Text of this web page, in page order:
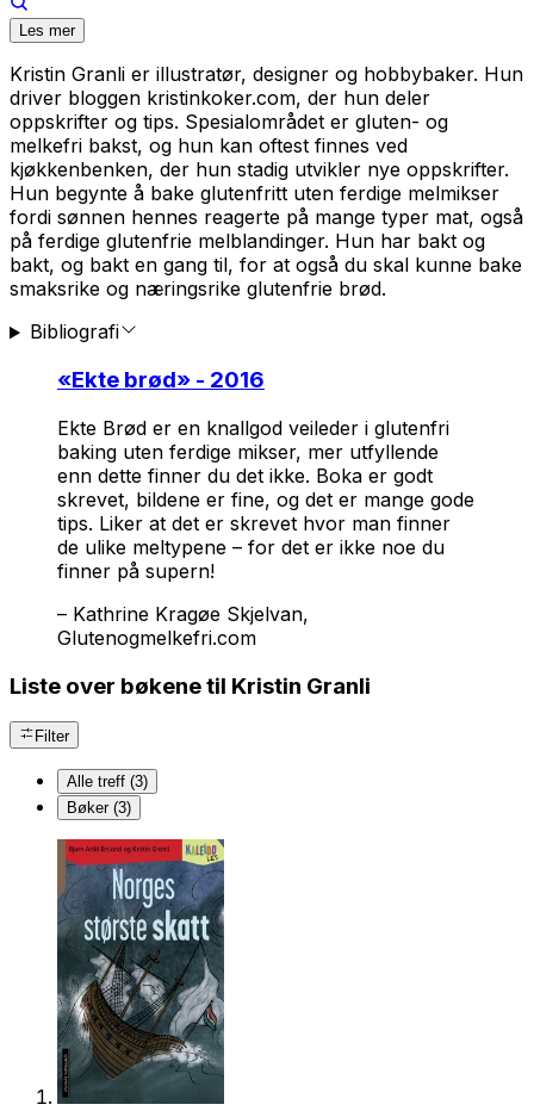
Les mer
Kristin Granli er illustratør, designer og hobbybaker. Hun
driver bloggen kristinkoker.com, der hun deler
oppskrifter og tips. Spesialområdet er gluten- og
melkefri bakst, og hun kan oftest finnes ved
kjøkkenbenken, der hun stadig utvikler nye oppskrifter.
Hun begynte å bake glutenfritt uten ferdige melmikser
fordi sønnen hennes reagerte på mange typer mat, også
på ferdige glutenfrie melblandinger. Hun har bakt og
bakt, og bakt en gang til, for at også du skal kunne bake
smaksrike og næringsrike glutenfrie brød.
Bibliografi
«Ekte brød» - 2016
Ekte Brød er en knallgod veileder i glutenfri
baking uten ferdige mikser, mer utfyllende
enn dette finner du det ikke. Boka er godt
skrevet, bildene er fine, og det er mange gode
tips. Liker at det er skrevet hvor man finner
de ulike meltypene – for det er ikke noe du
finner på supern!
– Kathrine Kragøe Skjelvan,
Glutenogmelkefri.com
Liste over bøkene til Kristin Granli
Filter
Alle treff (3)
Bøker (3)